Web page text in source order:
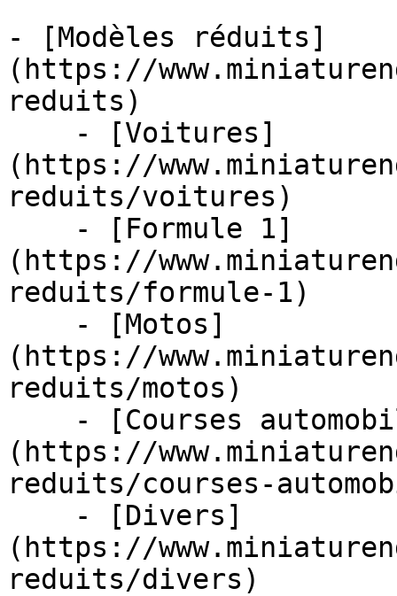
- [Modèles réduits]
(https://
reduits)
(https://
reduits/voitures)
(https://
reduits/formule-1)
(https://
reduits/motos)
(https://
reduits/courses-
(https://
reduits/divers)